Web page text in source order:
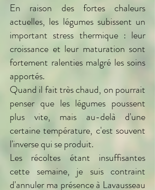
En raison des fortes chaleurs
actuelles, les légumes subissent un
important stress thermique : leur
croissance et leur maturation sont
fortement ralenties malgré les soins
apportés.
Quand il fait très chaud, on pourrait
penser que les légumes poussent
plus vite, mais au-delà d'une
certaine température, c'est souvent
l'inverse qui se produit.
Les récoltes étant insuffisantes
cette semaine, je suis contraint
d'annuler ma présence à Lavausseau